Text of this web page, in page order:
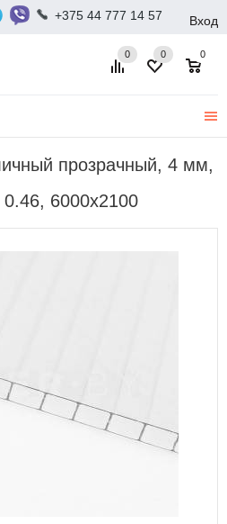
+375 44 777 14 57 Вход
0 0
0
прозрачный, 4 мм,
0.46, 6000x2100